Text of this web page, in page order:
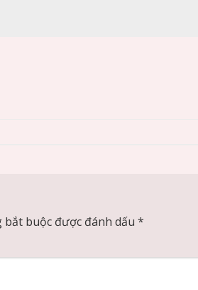
bắt buộc được đánh dấu *